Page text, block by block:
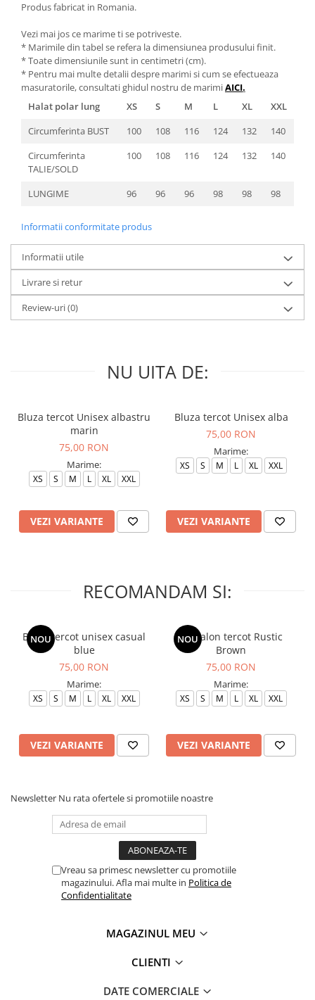
Produs fabricat in Romania.
Vezi mai jos ce marime ti se potriveste.
* Marimile din tabel se refera la dimensiunea produsului finit.
* Toate dimensiunile sunt in centimetri (cm).
* Pentru mai multe detalii despre marimi si cum se efectueaza
masuratorile, consultati ghidul nostru de marimiAICI.
Halat polar lung
XS S M L XL
XXL
Circumferinta BUST
100 108 116 124 132
140
Circumferinta
TALIE/SOLD
100 108 116 124 132 140
LUNGIME 96 96 96 98 98 98
Informatii conformitate produs
Informatii utile
Livrare si retur
Review-uri(0)
NU UITA DE:
Bluza tercot Unisex albastru
marin
75,00 RON
Marime:
XS S M L XL XXL
VEZI VARIANTE
Bluza tercot Unisex alba
75,00 RON
Marime:
XS S M L XL XXL
VEZI VARIANTE
RECOMANDAM SI:
NOU
Bluza tercot unisex casual
blue
75,00 RON
Marime:
XS S M L XL XXL
VEZI VARIANTE
NOU
Pantalon tercot Rustic
Brown
75,00 RON
Marime:
XS S M L XL XXL
VEZI VARIANTE
Newsletter Nu rata ofertele si promotiile noastre
Vreau sa primesc newsletter cu promotiile
magazinului. Afla mai multe in Politica de
Confidentialitate
MAGAZINUL MEU
CLIENTI
DATE COMERCIALE